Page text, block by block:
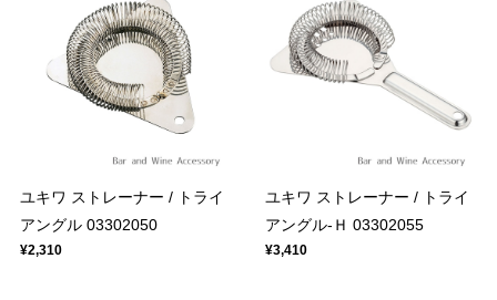
ユキワ ストレーナー / トライ
アングル 03302050
¥2,310
ユキワ ストレーナー / トライ
アングル-Ｈ 03302055
¥3,410